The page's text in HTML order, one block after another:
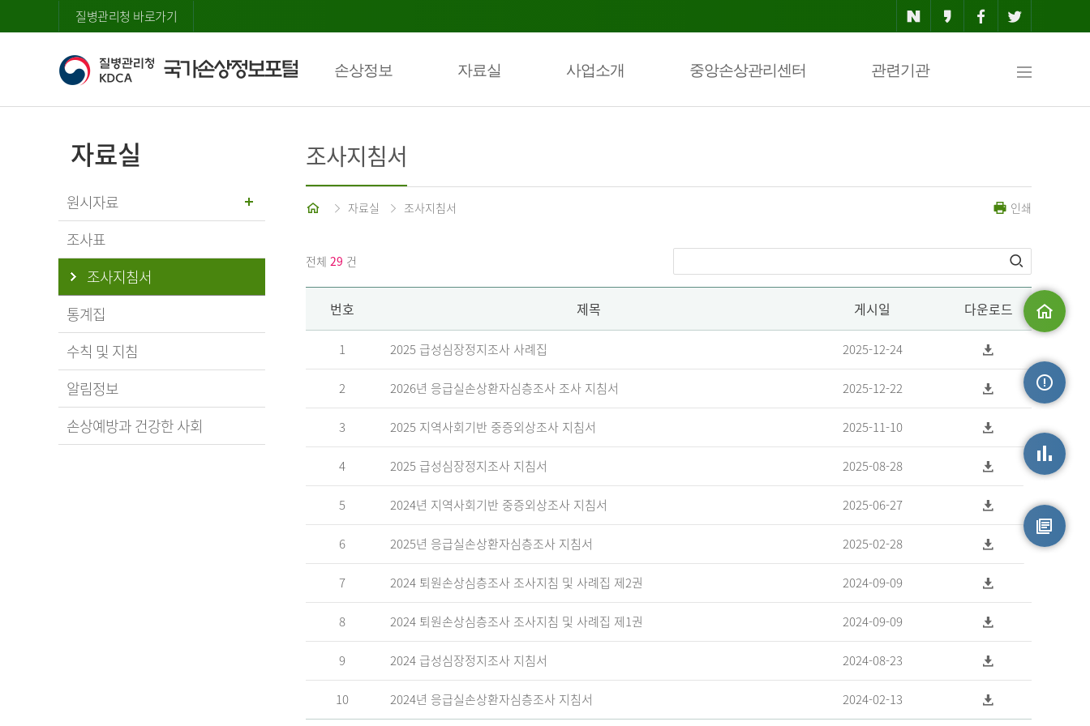
질병관리청 바로가기
손상정보 자료실 사업소개 중앙손상관리센터 관련기관
맵
자료실
원시자료
조사표
조사지침서
통계집
수칙 및 지침
알림정보
손상예방과 건강한 사회
조사지침서
홈 자료실 조사지침서 인쇄
전체 29 건
번호 제목 게시일 다운로드
1 2025 급성심장정지조사 사례집 2025-12-24
2 2026년 응급실손상환자심층조사 조사 지침서 2025-12-22
3 2025 지역사회기반 중증외상조사 지침서 2025-11-10
4 2025 급성심장정지조사 지침서 2025-08-28
5 2024년 지역사회기반 중증외상조사 지침서 2025-06-27
6 2025년 응급실손상환자심층조사 지침서 2025-02-28
7 2024 퇴원손상심층조사 조사지침 및 사례집 제2권 2024-09-09
8 2024 퇴원손상심층조사 조사지침 및 사례집 제1권 2024-09-09
9 2024 급성심장정지조사 지침서 2024-08-23
10 2024년 응급실손상환자심층조사 지침서 2024-02-13